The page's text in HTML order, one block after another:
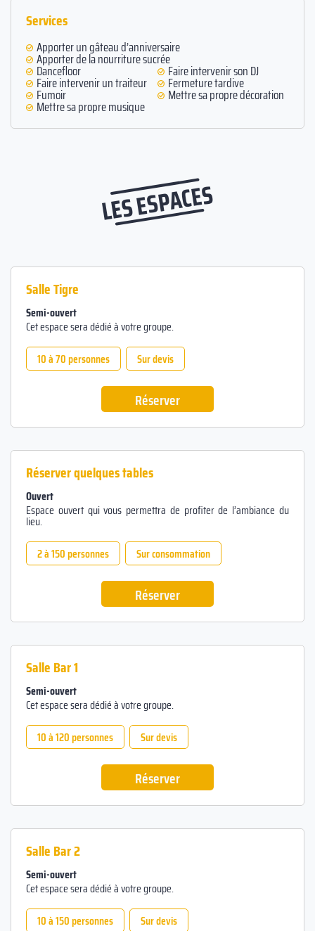
Services
Apporter un gâteau d’anniversaire
Apporter de la nourriture sucrée
Dancefloor Faire intervenir son DJ
Faire intervenir un traiteur Fermeture tardive
Fumoir Mettre sa propre décoration
Mettre sa propre musique
LES ESPACES
Salle Tigre
Semi-ouvert
Cet espace sera dédié à votre groupe.
10 à 70 personnes
Sur devis
Réserver
Réserver quelques tables
Ouvert
Espace ouvert qui vous permettra de profiter de l’ambiance du
lieu.
2 à 150 personnes
Sur consommation
Réserver
Salle Bar 1
Semi-ouvert
Cet espace sera dédié à votre groupe.
10 à 120 personnes
Sur devis
Réserver
Salle Bar 2
Semi-ouvert
Cet espace sera dédié à votre groupe.
10 à 150 personnes
Sur devis